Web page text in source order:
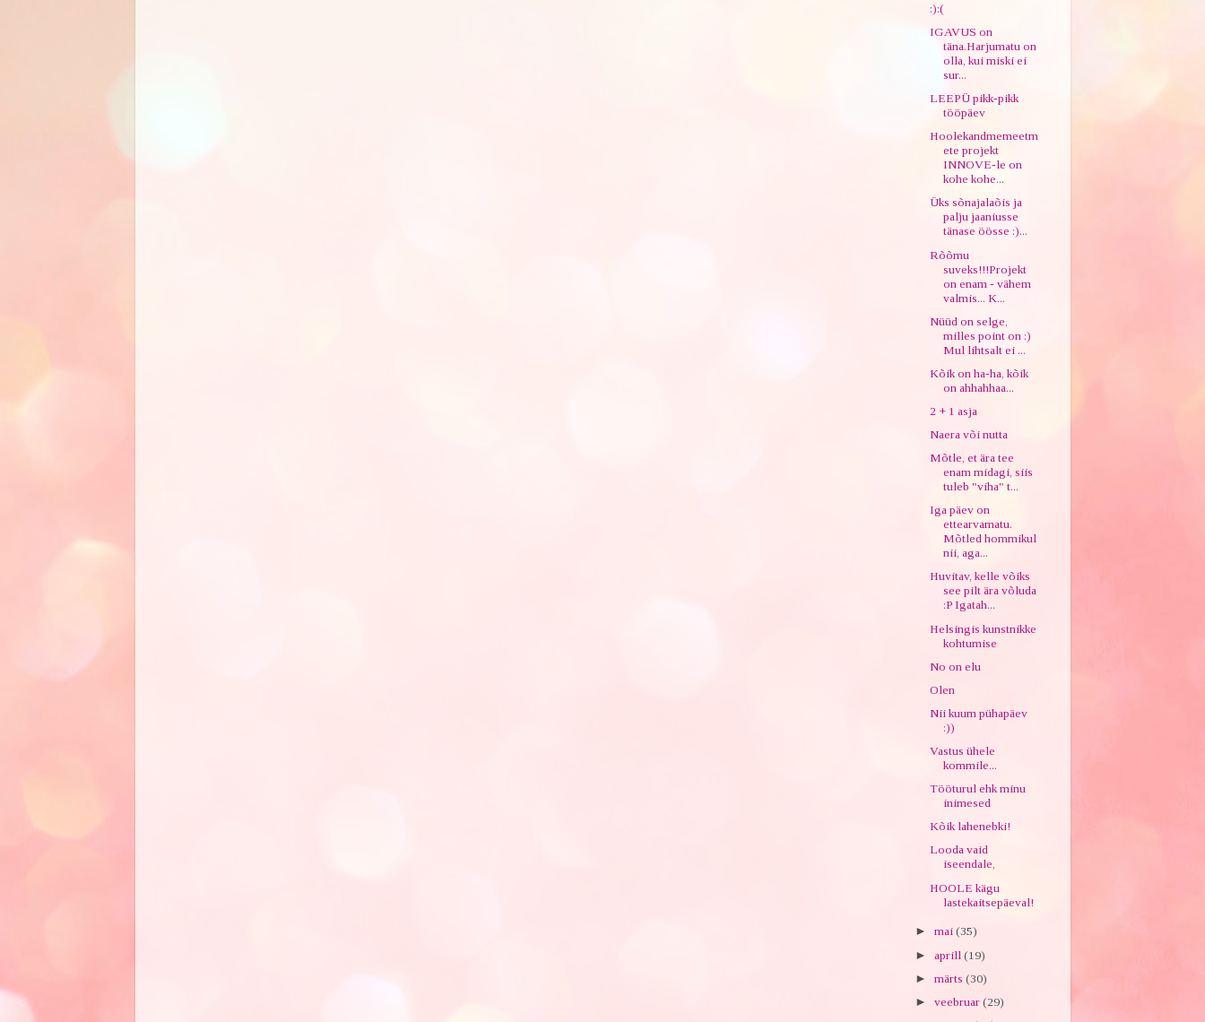
:):(
IGAVUS on
täna.Harjumatu on
olla, kui miski ei
sur...
LEEPÜ pikk-pikk
tööpäev
Hoolekandmemeetm
ete projekt
INNOVE-le on
kohe kohe...
Üks sõnajalaõis ja
palju jaaniusse
tänase öösse :)...
Rõõmu
suveks!!!Projekt
on enam - vähem
valmis... K...
Nüüd on selge,
milles point on :)
Mul lihtsalt ei ...
Kõik on ha-ha, kõik
on ahhahhaa...
2 + 1 asja
Naera või nutta
Mõtle, et ära tee
enam midagi, siis
tuleb "viha" t...
Iga päev on
ettearvamatu.
Mõtled hommikul
nii, aga...
Huvitav, kelle võiks
see pilt ära võluda
:P Igatah...
Helsingis kunstnikke
kohtumise
No on elu
Olen
Nii kuum pühapäev
:))
Vastus ühele
kommile...
Tööturul ehk minu
inimesed
Kõik lahenebki!
Looda vaid
iseendale,
HOOLE kägu
lastekaitsepäeval!
► mai (35)
► aprill (19)
► märts (30)
► veebruar (29)